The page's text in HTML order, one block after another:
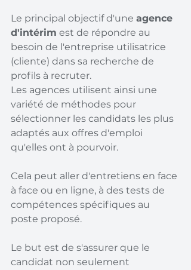
Le principal objectif d'une agence
d'intérim est de répondre au
besoin de l'entreprise utilisatrice
(cliente) dans sa recherche de
profils à recruter.
Les agences utilisent ainsi une
variété de méthodes pour
sélectionner les candidats les plus
adaptés aux offres d'emploi
qu'elles ont à pourvoir.
Cela peut aller d'entretiens en face
à face ou en ligne, à des tests de
compétences spécifiques au
poste proposé.
Le but est de s'assurer que le
candidat non seulement